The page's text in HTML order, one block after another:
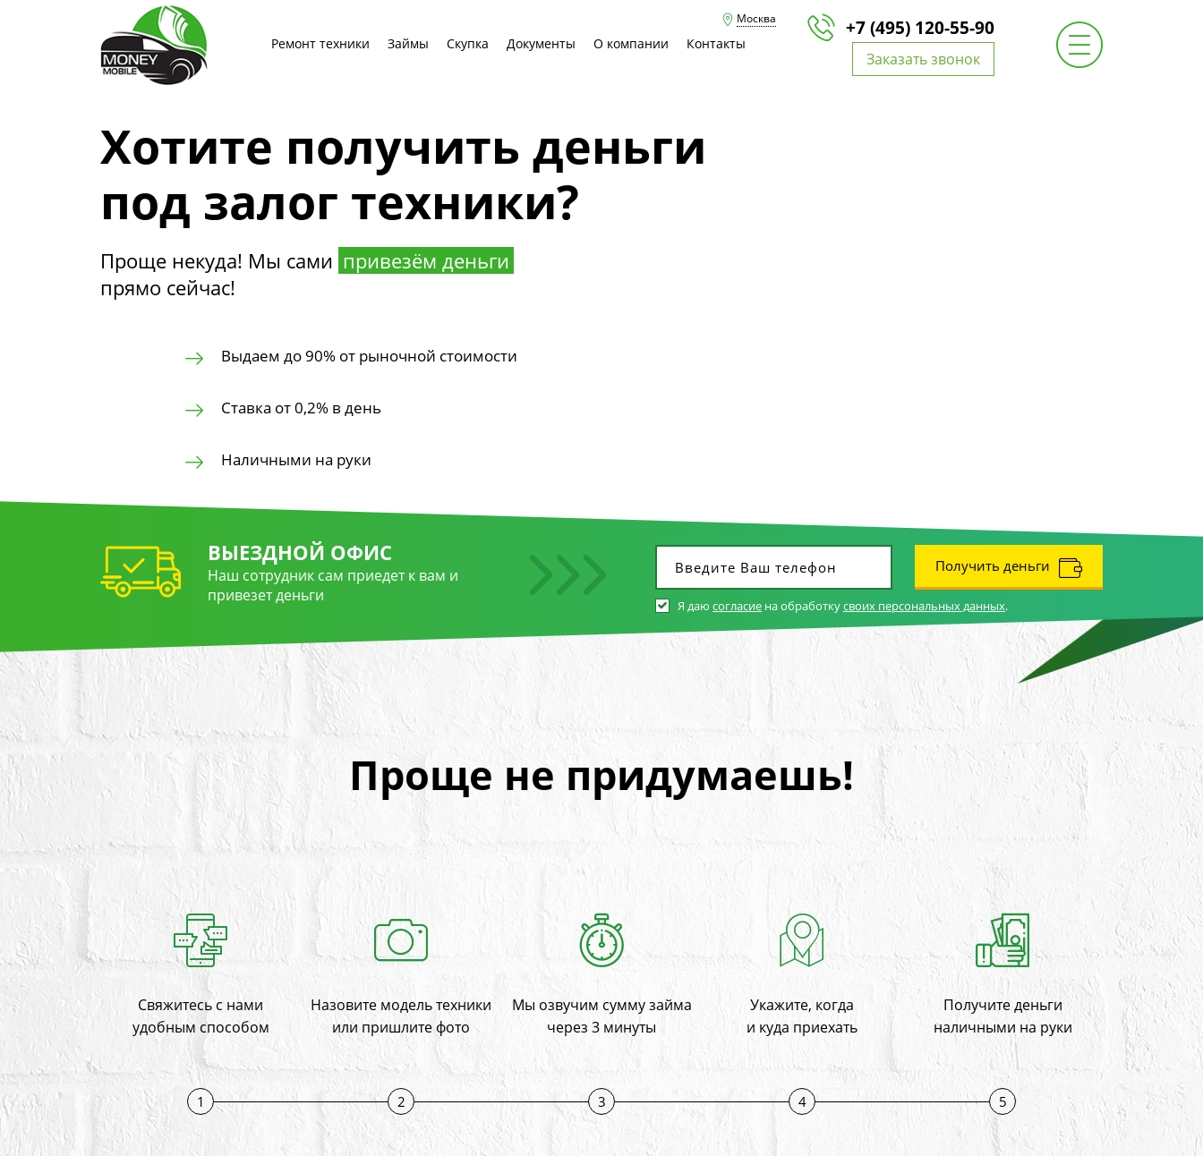
Ремонт техники Займы Скупка Документы О компании Контакты
+7 (495) 120-55-90
Заказать звонок
Москва
Хотите получить деньги
под залог техники?
Проще некуда! Мы сами привезём деньги
прямо сейчас!
Выдаем до 90% от рыночной стоимости
Ставка от 0,2% в день
Наличными на руки
ВЫЕЗДНОЙ ОФИС
Наш сотрудник сам приедет к вам и
привезет деньги
Получить деньги
Я даю согласие на обработкусвоих персональных данных.
Проще не придумаешь!
Свяжитесь с нами
удобным способом
1
Назовите модель техники
или пришлите фото
2
Мы озвучим сумму займа
через 3 минуты
3
Укажите, когда
и куда приехать
4
Получите деньги
наличными на руки
5